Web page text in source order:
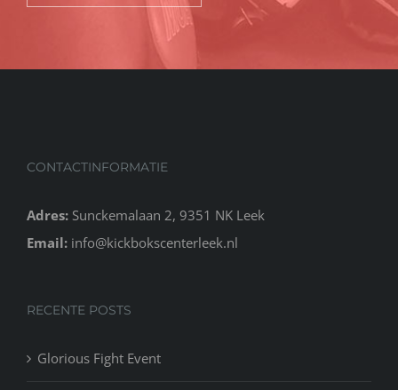
CONTACTINFORMATIE
Adres: Sunckemalaan 2, 9351 NK Leek
Email: info@kickbokscenterleek.nl
RECENTE POSTS
Glorious Fight Event